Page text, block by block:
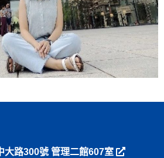
大路300號 管理二館607室